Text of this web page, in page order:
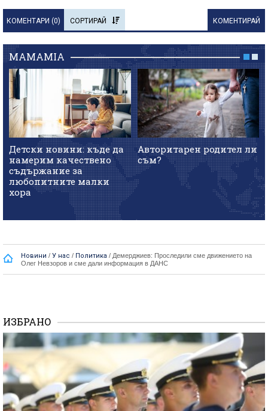
КОМЕНТАРИ (0) СОРТИРАЙ КОМЕНТИРАЙ
MAMAMIA
Детски новини: къде да
намерим качествено
съдържание за
любопитните малки
хора
Авторитарен родител ли
съм?
Новини / У нас / Политика / Демерджиев: Проследили сме движението на
Олег Невзоров и сме дали информация в ДАНС
ИЗБРАНО